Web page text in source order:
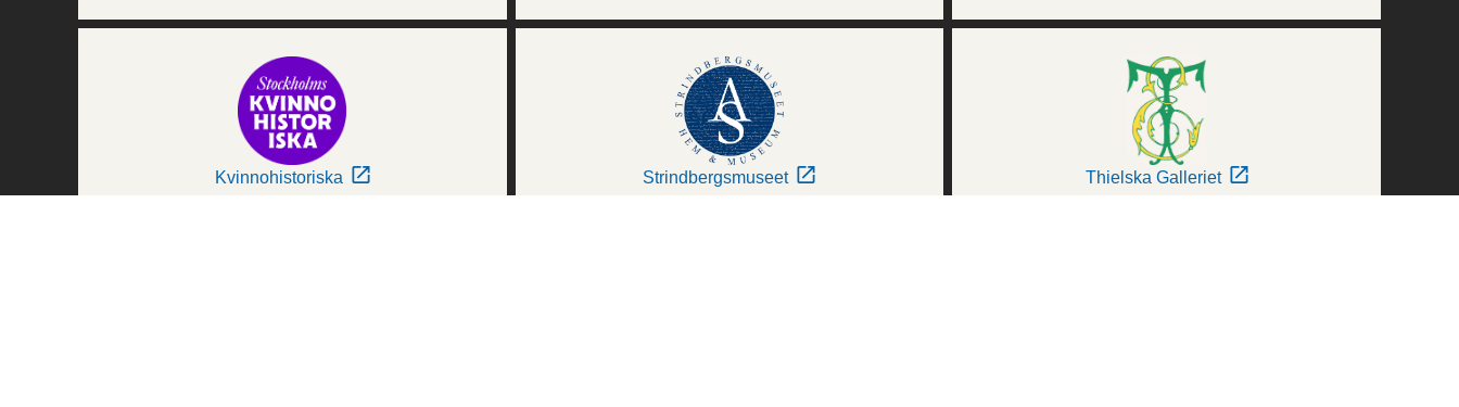
Kvinnohistoriska Strindbergsmuseet Thielska Galleriet